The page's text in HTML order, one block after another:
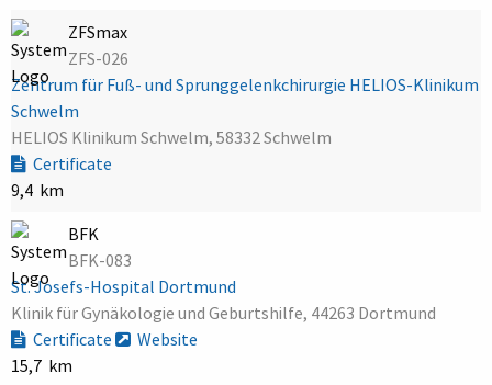
ZFSmax
ZFS-026
Zentrum für Fuß- und Sprunggelenkchirurgie HELIOS-Klinikum
Schwelm
HELIOS Klinikum Schwelm, 58332 Schwelm
Certificate
9,4 km
BFK
BFK-083
St. Josefs-Hospital Dortmund
Klinik für Gynäkologie und Geburtshilfe, 44263 Dortmund
Certificate
Website
15,7 km